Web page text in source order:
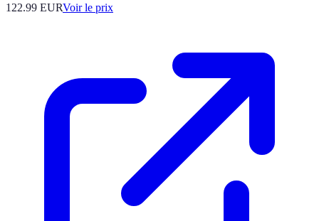
122.99 EURVoir le prix